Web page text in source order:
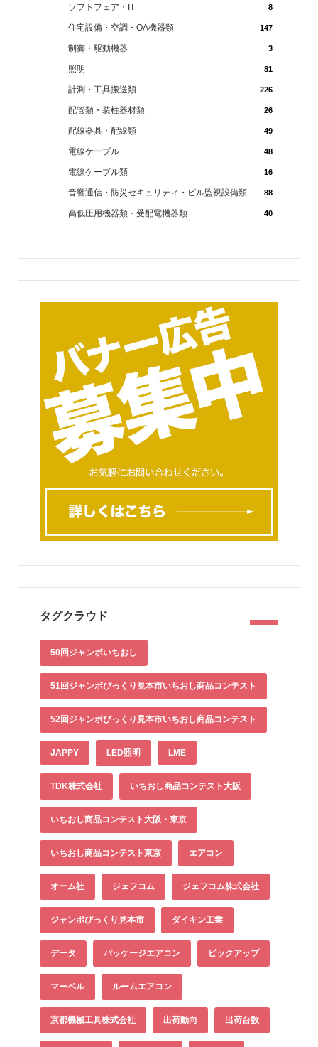
ソフトフェア・IT 8
住宅設備・空調・OA機器類 147
制御・駆動機器 3
照明 81
計測・工具搬送類 226
配管類・装柱器材類 26
配線器具・配線類 49
電線ケーブル 48
電線ケーブル類 16
音響通信・防災セキュリティ・ビル監視設備類 88
高低圧用機器類・受配電機器類 40
タグクラウド
50回ジャンボいちおし
51回ジャンボびっくり見本市いちおし商品コンテスト
52回ジャンボびっくり見本市いちおし商品コンテスト
JAPPY LED照明 LME
TDK株式会社 いちおし商品コンテスト大阪
いちおし商品コンテスト大阪・東京
いちおし商品コンテスト東京 エアコン
オーム社 ジェフコム ジェフコム株式会社
ジャンボびっくり見本市 ダイキン工業
データ パッケージエアコン ピックアップ
マーベル ルームエアコン
京都機械工具株式会社 出荷動向 出荷台数